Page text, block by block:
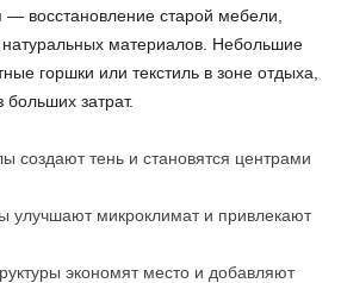
восстановление старой мебели,
натуральных материалов. Небольшие
горшки или текстиль в зоне отдыха,
затрат.
создают тень и становятся центрами
улучшают микроклимат и привлекают
экономят место и добавляют